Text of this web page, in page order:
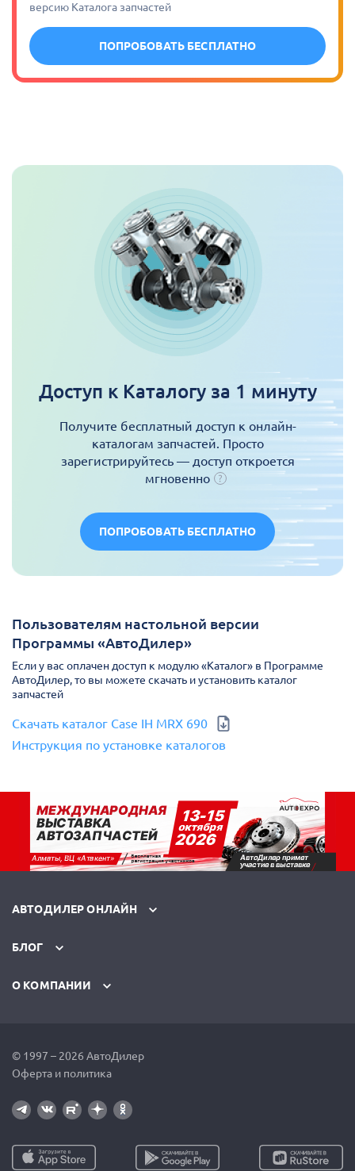
версию Каталога запчастей
ПОПРОБОВАТЬ БЕСПЛАТНО
Доступ к Каталогу за 1 минуту
Получите бесплатный доступ к онлайн-
каталогам запчастей. Просто
зарегистрируйтесь — доступ откроется
мгновенно
ПОПРОБОВАТЬ БЕСПЛАТНО
Пользователям настольной версии
Программы «АвтоДилер»
Если у вас оплачен доступ к модулю «Каталог» в Программе
АвтоДилер, то вы можете скачать и установить каталог
запчастей
Скачать каталог Case IH MRX 690
Инструкция по установке каталогов
АВТОДИЛЕР ОНЛАЙН
БЛОГ
О КОМПАНИИ
© 1997 – 2026 АвтоДилер
Оферта и политика